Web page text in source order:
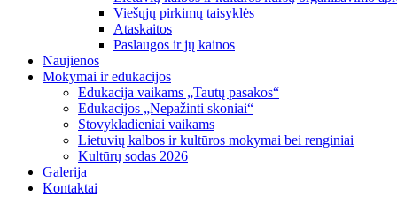
Viešųjų pirkimų taisyklės
Ataskaitos
Paslaugos ir jų kainos
Naujienos
Mokymai ir edukacijos
Edukacija vaikams „Tautų pasakos“
Edukacijos „Nepažinti skoniai“
Stovykladieniai vaikams
Lietuvių kalbos ir kultūros mokymai bei renginiai
Kultūrų sodas 2026
Galerija
Kontaktai